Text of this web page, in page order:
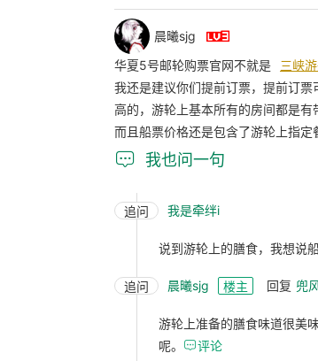
晨曦sjg 
华夏5号邮轮购票官网不就是 三峡
我还是建议你们提前订票，提前订
高的，游轮上基本所有的房间都是
而且船票价格还是包含了游轮上指定
 我也问一句
追问 我是牵绊i
说到游轮上的膳食，我想说
追问 晨曦sjg 楼主 回复 兜
游轮上准备的膳食味道很美
呢。 评论